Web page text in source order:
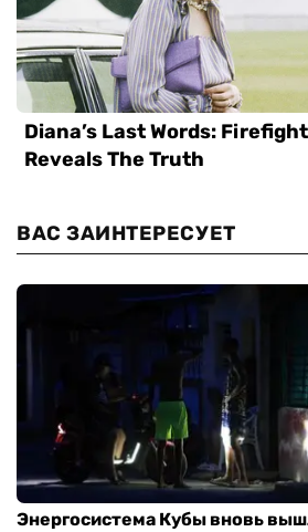
ВАС ЗАИНТЕРЕСУЕТ
Энергосистема Кубы вновь